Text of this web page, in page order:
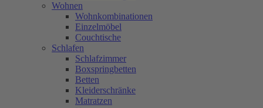
Wohnen
Wohnkombinationen
Einzelmöbel
Couchtische
Schlafen
Schlafzimmer
Boxspringbetten
Betten
Kleiderschränke
Matratzen